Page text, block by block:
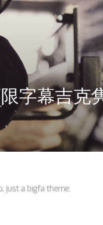
字幕吉克
, just a bigfa theme.